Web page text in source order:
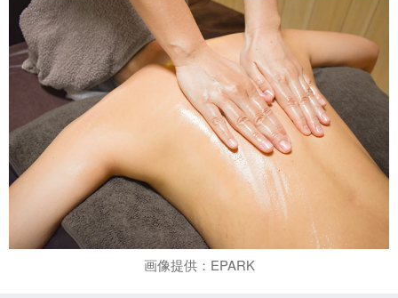
画像提供：EPARK